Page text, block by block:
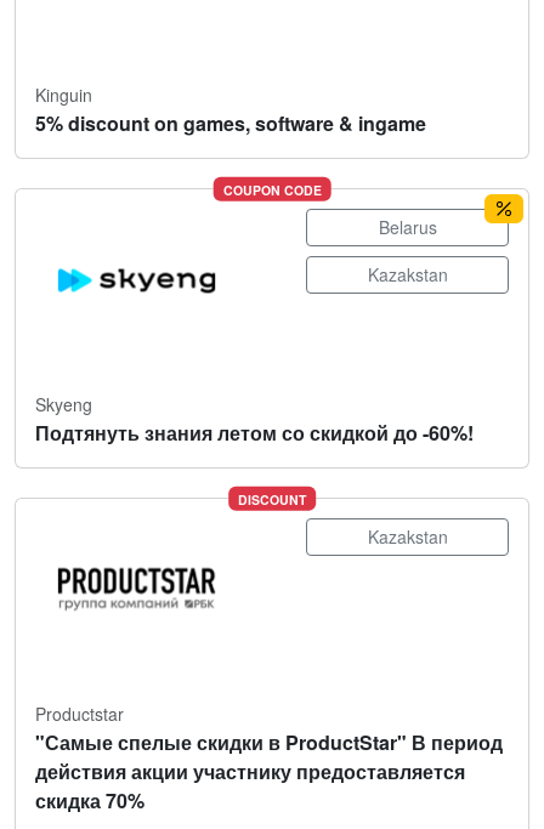
Kinguin
5% discount on games, software & ingame
COUPON CODE
Belarus
Kazakstan
Skyeng
Подтянуть знания летом со скидкой до -60%!
DISCOUNT
Kazakstan
Productstar
"Самые спелые скидки в ProductStar" В период
действия акции участнику предоставляется
скидка 70%